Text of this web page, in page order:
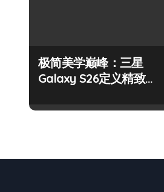
极简美学巅峰：三星
Galaxy S26定义精致新